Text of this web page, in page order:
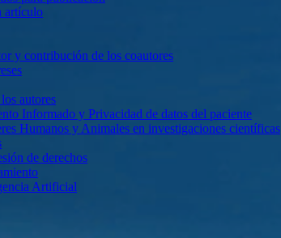
artículo
y contribución de los coautores
autores
Informado y Privacidad de datos del paciente
Humanos y Animales en investigaciones científicas
de derechos
Artificial